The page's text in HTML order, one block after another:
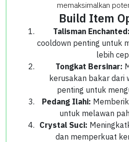
memaksimalkan
Build Item
Talisman Enchanted:
cooldown penting untuk
lebih
Tongkat Bersinar:
kerusakan bakar dari
penting untuk
Pedang Ilahi:
untuk melawan
Crystal Suci:
dan memperkuat